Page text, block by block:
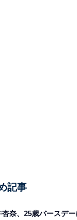
記事
杏奈、25歳バースデー